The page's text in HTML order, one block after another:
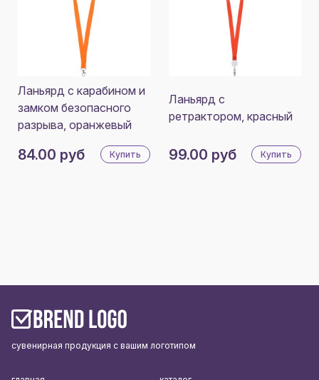
Ланьярд с карабином и
замком безопасного
разрыва, оранжевый
84.00 руб Купить
Ланьярд с
ретрактором, красный
99.00 руб Купить
сувенирная продукция с вашим логотипом